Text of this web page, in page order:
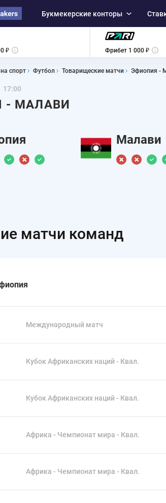
Букмекерские конторы
₽ Фрибет 1 000 ₽
спорт Футбол Товарищеские матчи Эфиопия -
17:00
- МАЛАВИ
Малави
матчи команд
Международный матч
Кубок Африканских наций - Квал.
Кубок Африканских наций - Квал.
Африка - Чемпионат мира - Квал.
Африка - Чемпионат мира - Квал.